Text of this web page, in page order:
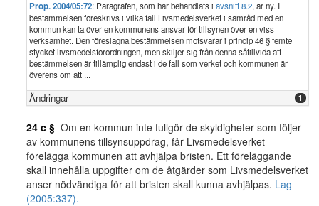
Prop. 2004/05:72: Paragrafen, som har behandlats i avsnitt 8.2, är ny. I
bestämmelsen föreskrivs i vilka fall Livsmedelsverket i samråd med en
kommun kan ta över en kommunens ansvar för tillsynen över en viss
verksamhet. Den föreslagna bestämmelsen motsvarar i princip 46 § femte
stycket livsmedelsförordningen, men skiljer sig från denna såtillvida att
bestämmelsen är tillämplig endast i de fall som verket och kommunen är
överens om att ...
Ändringar 1
24 c § Om en kommun inte fullgör de skyldigheter som följer
av kommunens tillsynsuppdrag, får Livsmedelsverket
förelägga kommunen att avhjälpa bristen. Ett föreläggande
skall innehålla uppgifter om de åtgärder som Livsmedelsverket
anser nödvändiga för att bristen skall kunna avhjälpas. Lag
(2005:337).